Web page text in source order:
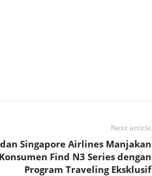
Next article
dan Singapore Airlines Manjakan
Konsumen Find N3 Series dengan
Program Traveling Eksklusif